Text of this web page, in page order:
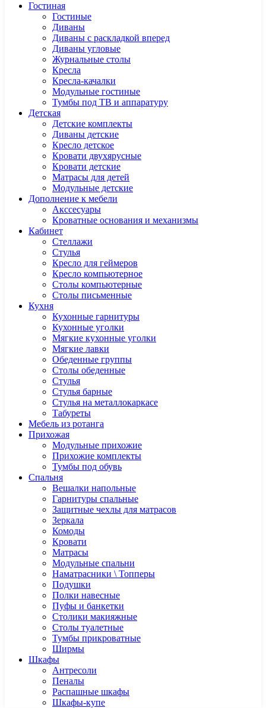
Гостиная
Гостиные
Диваны
Диваны с раскладкой вперед
Диваны угловые
Журнальные столы
Кресла
Кресла-качалки
Модульные гостиные
Тумбы под ТВ и аппаратуру
Детская
Детские комплекты
Диваны детские
Кресло детское
Кровати двухярусные
Кровати детские
Матрасы для детей
Модульные детские
Дополнение к мебели
Акссесуары
Кроватные основания и механизмы
Кабинет
Cтеллажи
Cтулья
Кресло для геймеров
Кресло компьютерное
Столы компьютерные
Столы письменные
Кухня
Кухонные гарнитуры
Кухонные уголки
Мягкие кухонные уголки
Мягкие лавки
Обеденные группы
Столы обеденные
Стулья
Стулья барные
Стулья на металлокаркасе
Табуреты
Мебель из ротанга
Прихожая
Модульные прихожие
Прихожие комплекты
Тумбы под обувь
Спальня
Вешалки напольные
Гарнитуры спальные
Защитные чехлы для матрасов
Зеркала
Комоды
Кровати
Матрасы
Модульные спальни
Наматрасники \ Топперы
Подушки
Полки навесные
Пуфы и банкетки
Столики макияжные
Столы туалетные
Тумбы прикроватные
Ширмы
Шкафы
Антресоли
Пеналы
Распашные шкафы
Шкафы-купе